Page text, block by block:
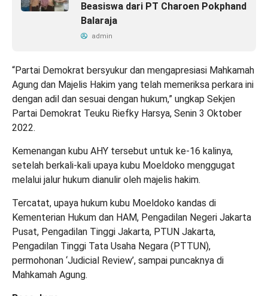
Beasiswa dari PT Charoen Pokphand
Balaraja
admin
“Partai Demokrat bersyukur dan mengapresiasi Mahkamah
Agung dan Majelis Hakim yang telah memeriksa perkara ini
dengan adil dan sesuai dengan hukum,” ungkap Sekjen
Partai Demokrat Teuku Riefky Harsya, Senin 3 Oktober
2022.
Kemenangan kubu AHY tersebut untuk ke-16 kalinya,
setelah berkali-kali upaya kubu Moeldoko menggugat
melalui jalur hukum dianulir oleh majelis hakim.
Tercatat, upaya hukum kubu Moeldoko kandas di
Kementerian Hukum dan HAM, Pengadilan Negeri Jakarta
Pusat, Pengadilan Tinggi Jakarta, PTUN Jakarta,
Pengadilan Tinggi Tata Usaha Negara (PTTUN),
permohonan ‘Judicial Review’, sampai puncaknya di
Mahkamah Agung.